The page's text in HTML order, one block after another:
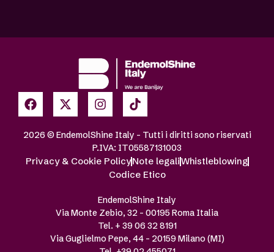
2026 © EndemolShine Italy – Tutti i diritti sono riservati
P.IVA: IT05587131003
Privacy & Cookie PolicyNote legaliWhistleblowing
Codice Etico
EndemolShine Italy
Via Monte Zebio, 32 – 00195 Roma Italia
Tel. + 39 06 32 8191
Via Guglielmo Pepe, 44 – 20159 Milano (MI)